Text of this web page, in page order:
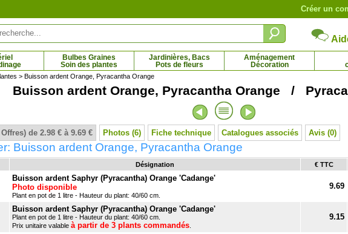
Créer un
Bulbes Graines
Soin des plantes
Jardinières, Bacs
Pots de fleurs
Aménagement
Décoration
Calocèdre, Cèdre à encens, Cèdre blanc
> Buisson ardent Orange, Pyracantha Orange
Buisson ardent Orange, Pyracantha Orange /
de 2.98 € à 9.69 € Photos (6) Fiche technique Catalogues associés Avis (0)
Buisson ardent Orange, Pyracantha Orange
Désignation € TTC
Buisson ardent Saphyr (Pyracantha) Orange 'Cadange'
Photo disponible
Plant en pot de 1 litre - Hauteur du plant: 40/60 cm.
9.69
Buisson ardent Saphyr (Pyracantha) Orange 'Cadange'
Plant en pot de 1 litre - Hauteur du plant: 40/60 cm.
Prix unitaire valable à partir de 3 plants commandés
9.15